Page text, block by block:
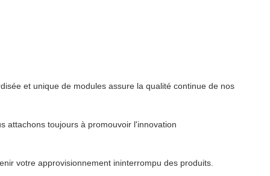
et unique de modules assure la qualité continue de nos
attachons toujours à promouvoir l'innovation
votre approvisionnement ininterrompu des produits.